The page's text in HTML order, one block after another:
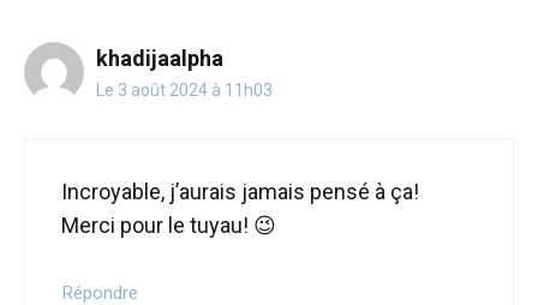
khadijaalpha
Le 3 août 2024 à 11h03
Incroyable, j’aurais jamais pensé à ça!
Merci pour le tuyau! 😉
Répondre